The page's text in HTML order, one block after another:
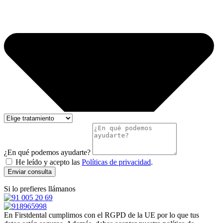
¿En qué podemos ayudarte?
He leído y acepto las Políticas de privacidad.
Enviar consulta
Si lo prefieres llámanos
En Firstdental cumplimos con el RGPD de la UE por lo que tus